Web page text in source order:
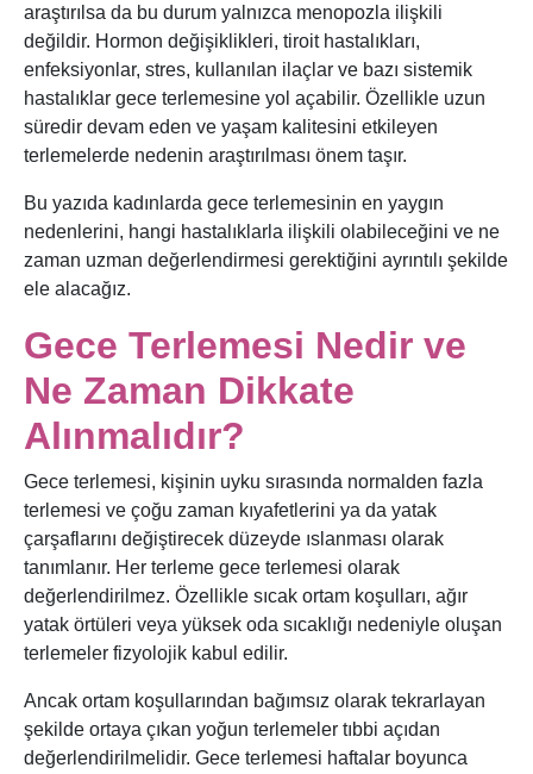
araştırılsa da bu durum yalnızca menopozla ilişkili
değildir. Hormon değişiklikleri, tiroit hastalıkları,
enfeksiyonlar, stres, kullanılan ilaçlar ve bazı sistemik
hastalıklar gece terlemesine yol açabilir. Özellikle uzun
süredir devam eden ve yaşam kalitesini etkileyen
terlemelerde nedenin araştırılması önem taşır.
Bu yazıda kadınlarda gece terlemesinin en yaygın
nedenlerini, hangi hastalıklarla ilişkili olabileceğini ve ne
zaman uzman değerlendirmesi gerektiğini ayrıntılı şekilde
ele alacağız.
Gece Terlemesi Nedir ve
Ne Zaman Dikkate
Alınmalıdır?
Gece terlemesi, kişinin uyku sırasında normalden fazla
terlemesi ve çoğu zaman kıyafetlerini ya da yatak
çarşaflarını değiştirecek düzeyde ıslanması olarak
tanımlanır. Her terleme gece terlemesi olarak
değerlendirilmez. Özellikle sıcak ortam koşulları, ağır
yatak örtüleri veya yüksek oda sıcaklığı nedeniyle oluşan
terlemeler fizyolojik kabul edilir.
Ancak ortam koşullarından bağımsız olarak tekrarlayan
şekilde ortaya çıkan yoğun terlemeler tıbbi açıdan
değerlendirilmelidir. Gece terlemesi haftalar boyunca